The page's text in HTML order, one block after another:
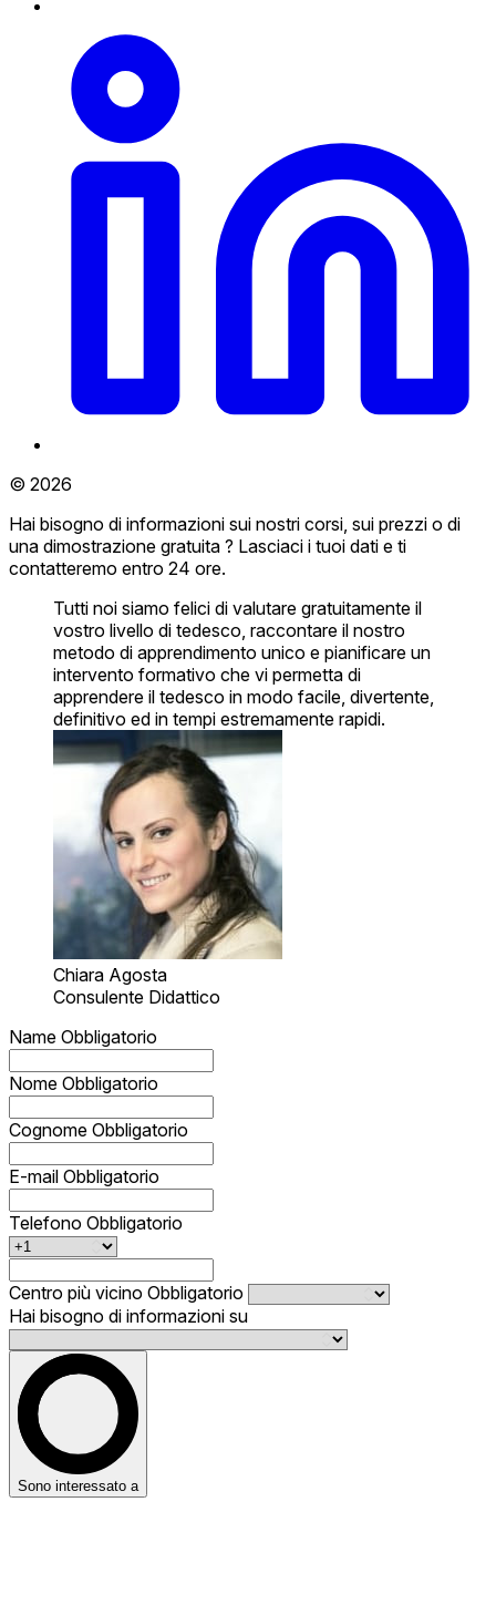
© 2026
Hai bisogno di informazioni sui nostri corsi, sui prezzi o di
una dimostrazione gratuita ? Lasciaci i tuoi dati e ti
contatteremo entro 24 ore.
Tutti noi siamo felici di valutare gratuitamente il
vostro livello di tedesco, raccontare il nostro
metodo di apprendimento unico e pianificare un
intervento formativo che vi permetta di
apprendere il tedesco in modo facile, divertente,
definitivo ed in tempi estremamente rapidi.
Chiara Agosta
Consulente Didattico
Name Obbligatorio
Nome Obbligatorio
Cognome Obbligatorio
E-mail Obbligatorio
Telefono Obbligatorio
Centro più vicino Obbligatorio
Hai bisogno di informazioni su
Sono interessato a